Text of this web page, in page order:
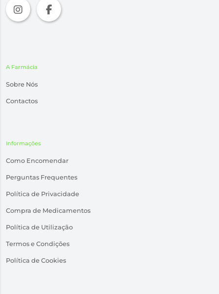
A Farmácia
Sobre Nós
Contactos
Informações
Como Encomendar
Perguntas Frequentes
Política de Privacidade
Compra de Medicamentos
Política de Utilização
Termos e Condições
Política de Cookies